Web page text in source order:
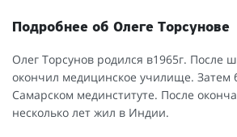
Подробнее об Олеге Торсунове
Олег Торсунов родился в1965г. После
окончил медицинское училище. Затем
Самарском мединституте. После
несколько лет жил в Индии.